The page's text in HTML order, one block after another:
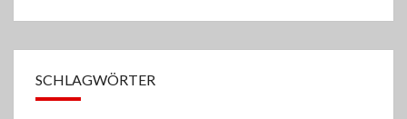
SCHLAGWÖRTER